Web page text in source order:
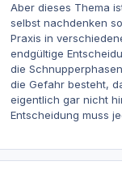
Aber dieses Thema
selbst nachdenken
Praxis in
endgültige
die
die Gefahr besteht,
eigentlich gar nicht
Entscheidung muss